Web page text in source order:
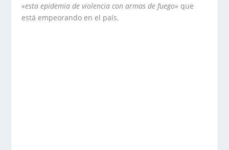
«esta epidemia de violencia con armas de fuego» que
está empeorando en el país.